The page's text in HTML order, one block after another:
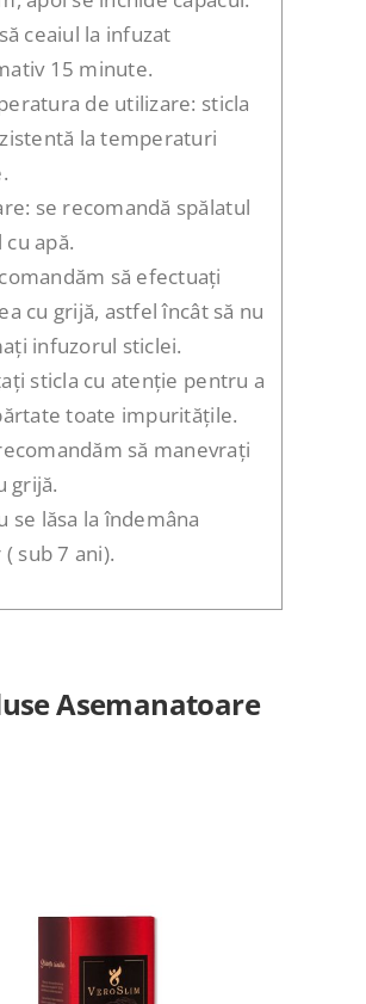
ceaiul la infuzat
15 minute.
de utilizare: sticla
la temperaturi
se recomandă spălatul
apă.
să efectuați
cu grijă, astfel încât să nu
infuzorul sticlei.
sticla cu atenție pentru a
toate impuritățile.
să manevrați
grijă.
se lăsa la îndemâna
sub 7 ani).
Asemanatoare